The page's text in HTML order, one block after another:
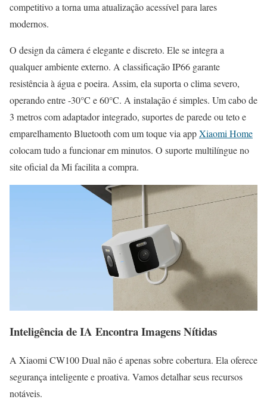
competitivo a torna uma atualização acessível para lares
modernos.
O design da câmera é elegante e discreto. Ele se integra a
qualquer ambiente externo. A classificação IP66 garante
resistência à água e poeira. Assim, ela suporta o clima severo,
operando entre -30°C e 60°C. A instalação é simples. Um cabo de
3 metros com adaptador integrado, suportes de parede ou teto e
emparelhamento Bluetooth com um toque via appXiaomi Home
colocam tudo a funcionar em minutos. O suporte multilíngue no
site oficial da Mi facilita a compra.
Inteligência de IA Encontra Imagens Nítidas
A Xiaomi CW100 Dual não é apenas sobre cobertura. Ela oferece
segurança inteligente e proativa. Vamos detalhar seus recursos
notáveis.